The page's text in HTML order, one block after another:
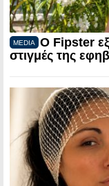
MEDIA
Ο Fipster
στιγμές της